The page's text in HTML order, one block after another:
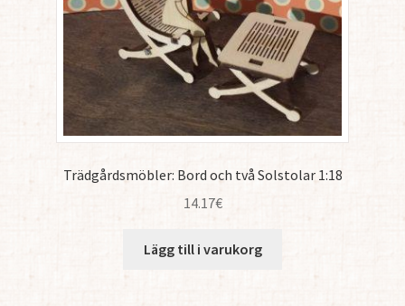
Trädgårdsmöbler: Bord och två Solstolar 1:18
14.17€
Lägg till i varukorg